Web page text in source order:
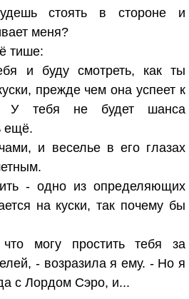
стоять в стороне и
меня?
тише:
и буду смотреть, как ты
прежде чем она успеет к
У тебя не будет шанса
ещё.
и веселье в его глазах
- одно из определяющих
на куски, так почему бы
могу простить тебя за
- возразила я ему. - Но я
с Лордом Сэро, и...